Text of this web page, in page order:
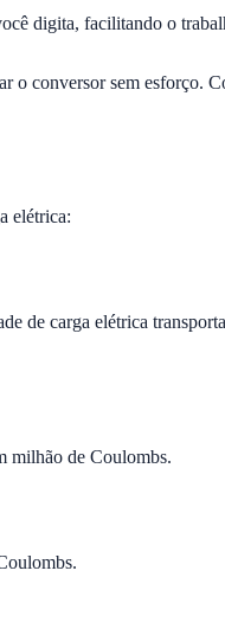
digita, facilitando o
o conversor sem esforço.
elétrica:
de carga elétrica
milhão de Coulombs.